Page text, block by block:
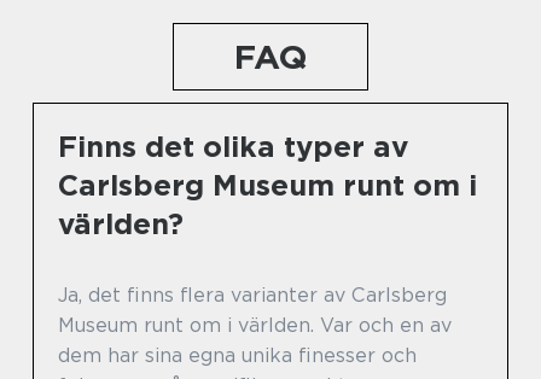
FAQ
Finns det olika typer av
Carlsberg Museum runt om i
världen?
Ja, det finns flera varianter av Carlsberg
Museum runt om i världen. Var och en av
dem har sina egna unika finesser och